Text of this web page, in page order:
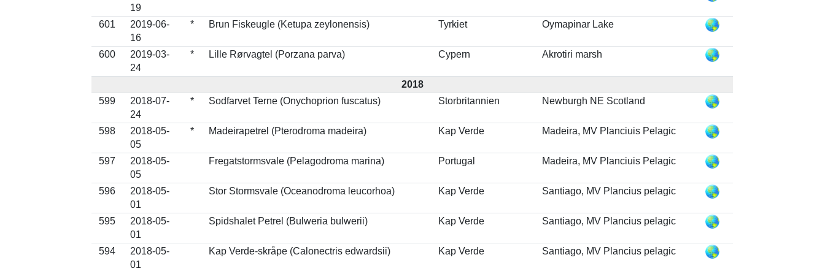
19
601
2019-06-
16
* Brun Fiskeugle (Ketupa zeylonensis) Tyrkiet Oymapinar Lake
600
2019-03-
24
* Lille Rørvagtel (Porzana parva) Cypern Akrotiri marsh
2018
599
2018-07-
24
* Sodfarvet Terne (Onychoprion fuscatus) Storbritannien Newburgh NE Scotland
598
2018-05-
05
* Madeirapetrel (Pterodroma madeira) Kap Verde Madeira, MV Planciuis Pelagic
597
2018-05-
05
Fregatstormsvale (Pelagodroma marina) Portugal Madeira, MV Planciuis Pelagic
596
2018-05-
01
Stor Stormsvale (Oceanodroma leucorhoa) Kap Verde Santiago, MV Plancius pelagic
595
2018-05-
01
Spidshalet Petrel (Bulweria bulwerii) Kap Verde Santiago, MV Plancius pelagic
594
2018-05-
01
Kap Verde-skråpe (Calonectris edwardsii) Kap Verde Santiago, MV Plancius pelagic